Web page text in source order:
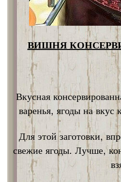
ВИШНЯ
Вкусная
варенья, ягоды на
Для этой заготовки,
свежие ягоды. Лучше,